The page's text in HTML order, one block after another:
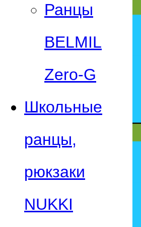
Ранцы
BELMIL
Zero-G
Школьные
ранцы,
рюкзаки
NUKKI